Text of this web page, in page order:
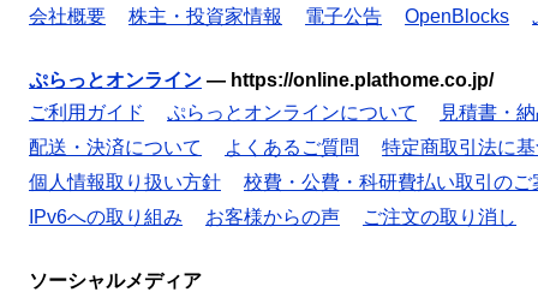
会社概要 株主・投資家情報 電子公告 OpenBlocks
ぷらっとオンライン — https://online.plathome.co.jp/
ご利用ガイド
ぷらっとオンラインについて
見積書・
配送・決済について
よくあるご質問
特定商取引法に
個人情報取り扱い方針
校費・公費・科研費払い取引のご
IPv6への取り組み
お客様からの声 ご注文の取り消し
ソーシャルメディア